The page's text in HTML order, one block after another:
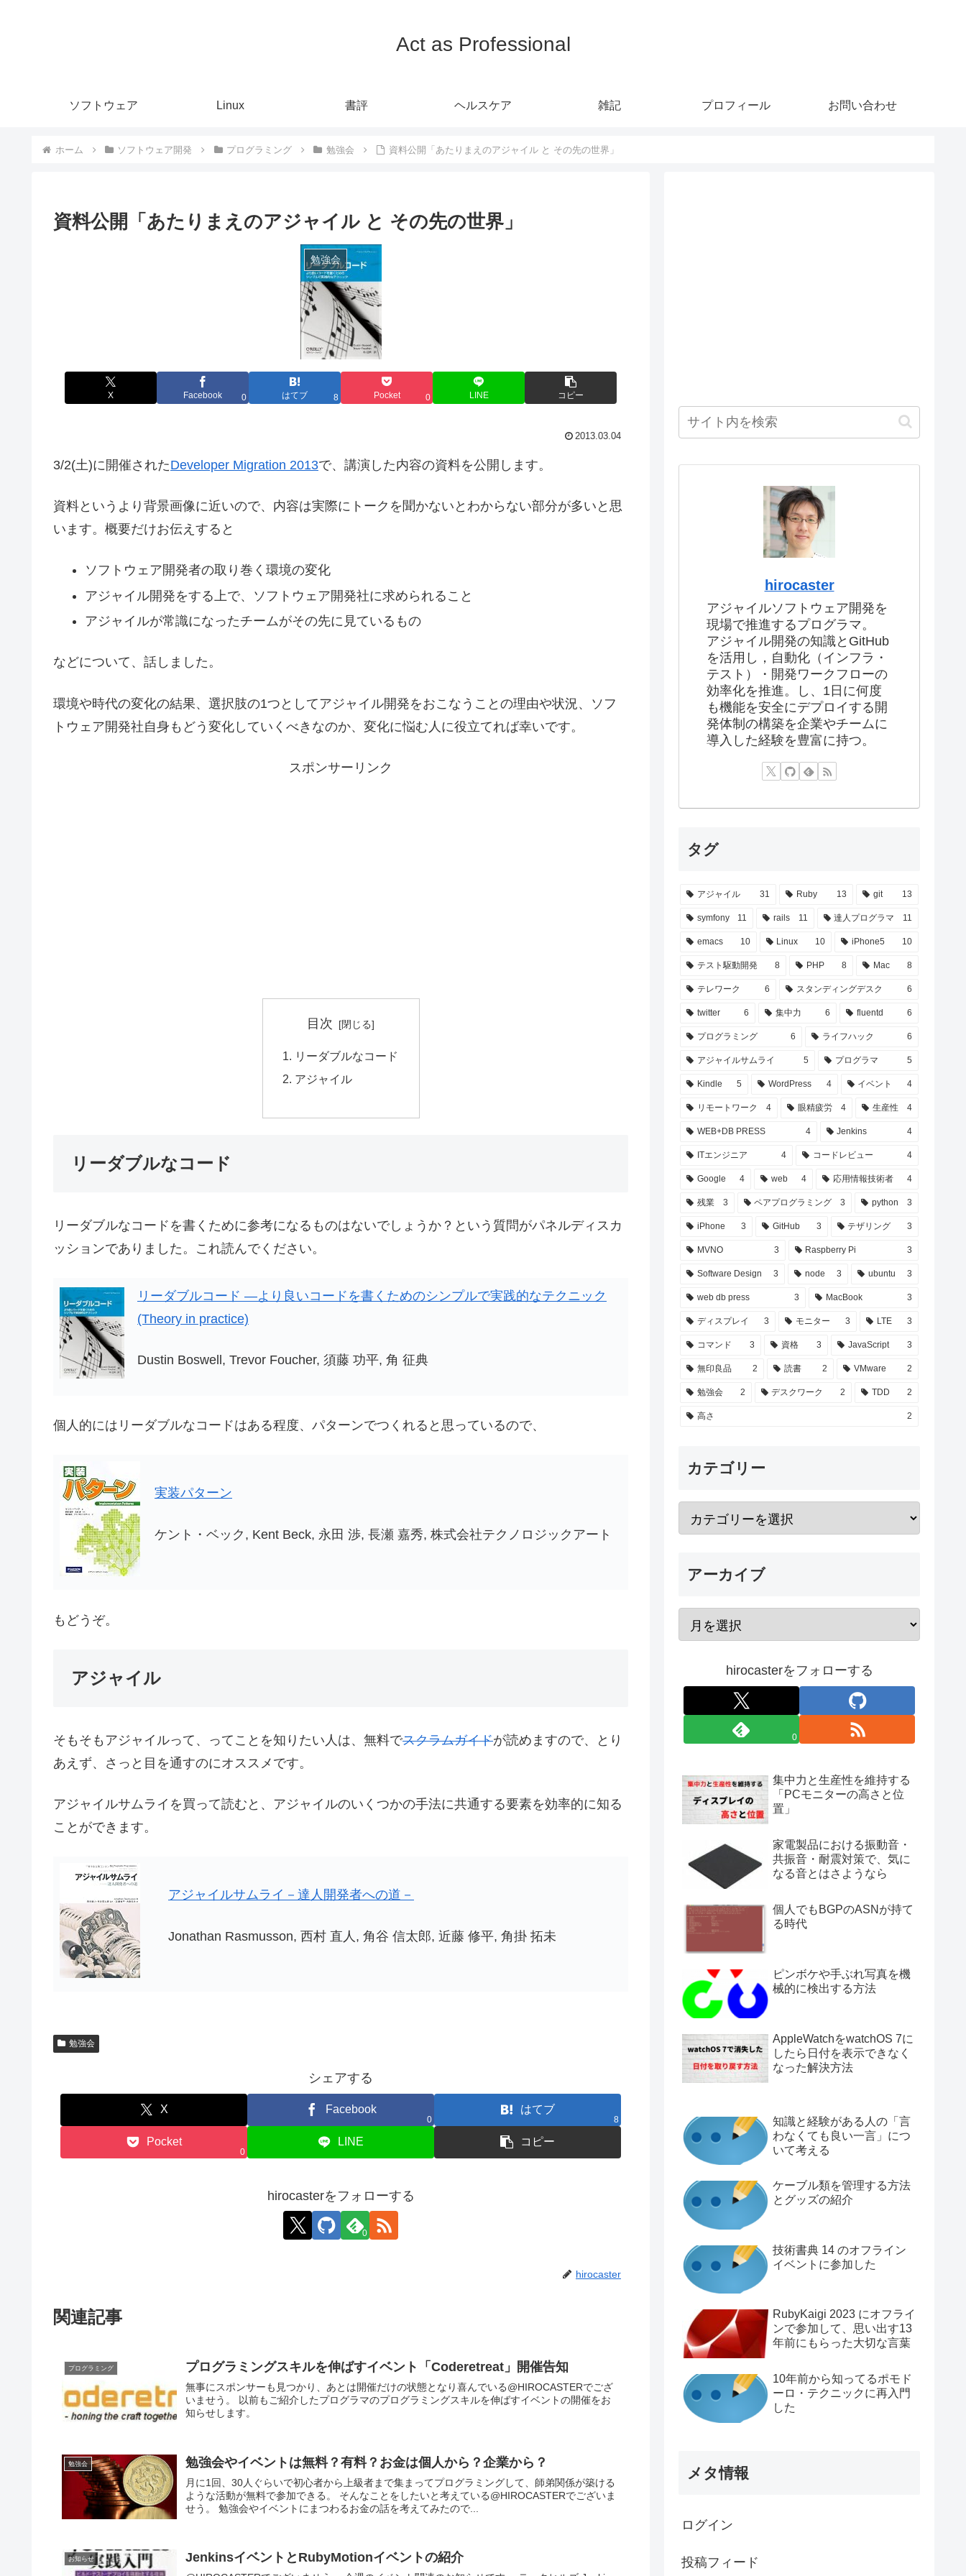
Act as Professional
ソフトウェア Linux 書評 ヘルスケア 雑記 プロフィール お問い合わせ
ホーム ソフトウェア開発 プログラミング 勉強会 資料公開「あたりまえのアジャイル と その先の世界」
資料公開「あたりまえのアジャイル と その先の世界」
勉強会
X Facebook 0 はてブ 8 Pocket 0 LINE コピー
2013.03.04
3/2(土)に開催されたDeveloper Migration 2013で、講演した内容の資料を公開します。
資料というより背景画像に近いので、内容は実際にトークを聞かないとわからない部分が多いと思
います。概要だけお伝えすると
ソフトウェア開発者の取り巻く環境の変化
アジャイル開発をする上で、ソフトウェア開発社に求められること
アジャイルが常識になったチームがその先に見ているもの
などについて、話しました。
環境や時代の変化の結果、選択肢の1つとしてアジャイル開発をおこなうことの理由や状況、ソフ
トウェア開発社自身もどう変化していくべきなのか、変化に悩む人に役立てれば幸いです。
スポンサーリンク
目次
リーダブルなコード
アジャイル
リーダブルなコード
リーダブルなコードを書くために参考になるものはないでしょうか？という質問がパネルディスカ
ッションでありました。これ読んでください。
リーダブルコード ―より良いコードを書くためのシンプルで実践的なテクニック
(Theory in practice)
Dustin Boswell, Trevor Foucher, 須藤 功平, 角 征典
個人的にはリーダブルなコードはある程度、パターンでつくれると思っているので、
実装パターン
ケント・ベック, Kent Beck, 永田 渉, 長瀬 嘉秀, 株式会社テクノロジックアート
もどうぞ。
アジャイル
そもそもアジャイルって、ってことを知りたい人は、無料でスクラムガイドが読めますので、とり
あえず、さっと目を通すのにオススメです。
アジャイルサムライを買って読むと、アジャイルのいくつかの手法に共通する要素を効率的に知る
ことができます。
アジャイルサムライ－達人開発者への道－
Jonathan Rasmusson, 西村 直人, 角谷 信太郎, 近藤 修平, 角掛 拓未
勉強会
シェアする
X Facebook
0
はてブ
8
Pocket
0
LINE コピー
hirocasterをフォローする
0
hirocaster
関連記事
プログラミング プログラミングスキルを伸ばすイベント「Coderetreat」開催告知
無事にスポンサーも見つかり、あとは開催だけの状態となり喜んでいる@HIROCASTERでござ
いませう。 以前もご紹介したプログラマのプログラミングスキルを伸ばすイベントの開催をお
知らせします。
勉強会 勉強会やイベントは無料？有料？お金は個人から？企業から？
月に1回、30人ぐらいで初心者から上級者まで集まってプログラミングして、師弟関係が築ける
ような活動が無料で参加できる。 そんなことをしたいと考えている@HIROCASTERでございま
せう。 勉強会やイベントにまつわるお金の話を考えてみたので...
お知らせ JenkinsイベントとRubyMotionイベントの紹介
hirocaster
アジャイルソフトウェア開発を
現場で推進するプログラマ。
アジャイル開発の知識とGitHub
を活用し，自動化（インフラ・
テスト）・開発ワークフローの
効率化を推進。し、1日に何度
も機能を安全にデプロイする開
発体制の構築を企業やチームに
導入した経験を豊富に持つ。
タグ
アジャイル 31 Ruby 13 git 13
symfony 11 rails 11 達人プログラマ 11
emacs 10 Linux 10 iPhone5 10
テスト駆動開発 8 PHP 8 Mac 8
テレワーク 6 スタンディングデスク 6
twitter 6 集中力 6 fluentd 6
プログラミング 6 ライフハック 6
アジャイルサムライ 5 プログラマ 5
Kindle 5 WordPress 4 イベント 4
リモートワーク 4 眼精疲労 4 生産性 4
WEB+DB PRESS 4 Jenkins 4
ITエンジニア 4 コードレビュー 4
Google 4 web 4 応用情報技術者 4
残業 3 ペアプログラミング 3 python 3
iPhone 3 GitHub 3 テザリング 3
MVNO 3 Raspberry Pi 3
Software Design 3 node 3 ubuntu 3
web db press 3 MacBook 3
ディスプレイ 3 モニター 3 LTE 3
コマンド 3 資格 3 JavaScript 3
無印良品 2 読書 2 VMware 2
勉強会 2 デスクワーク 2 TDD 2
高さ 2
カテゴリー
アーカイブ
hirocasterをフォローする
0
集中力と生産性を維持する
「PCモニターの高さと位
置」
家電製品における振動音・
共振音・耐震対策で、気に
なる音とはさようなら
個人でもBGPのASNが持て
る時代
ピンボケや手ぶれ写真を機
械的に検出する方法
AppleWatchをwatchOS 7に
したら日付を表示できなく
なった解決方法
知識と経験がある人の「言
わなくても良い一言」につ
いて考える
ケーブル類を管理する方法
とグッズの紹介
技術書典 14 のオフライン
イベントに参加した
RubyKaigi 2023 にオフライ
ンで参加して、思い出す13
年前にもらった大切な言葉
10年前から知ってるポモド
ーロ・テクニックに再入門
した
メタ情報
ログイン
投稿フィード